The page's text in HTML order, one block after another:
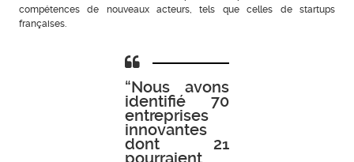
compétences de nouveaux acteurs, tels que celles de startups
françaises.
“Nous avons
identifié 70
entreprises
innovantes
dont 21
pourraient